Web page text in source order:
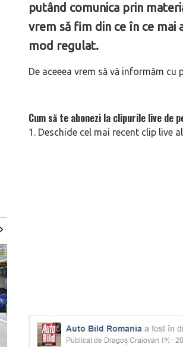
putând comunica prin
vrem să fim din ce în ce mai
mod regulat.
De aceeea vrem să vă informăm
Cum să te abonezi la clipurile live de
1. Deschide cel mai recent clip live